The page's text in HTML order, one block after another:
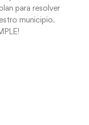
para resolver
municipio.